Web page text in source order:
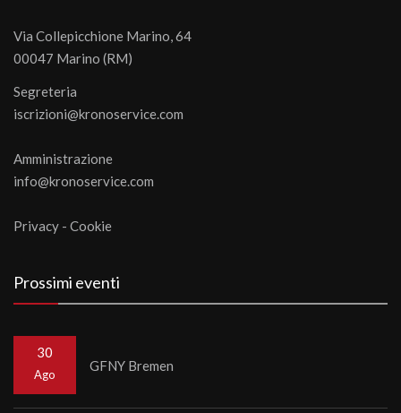
Via Collepicchione Marino, 64
00047 Marino (RM)
Segreteria
iscrizioni@kronoservice.com
Amministrazione
info@kronoservice.com
Privacy - Cookie
Prossimi eventi
30
Ago
GFNY Bremen